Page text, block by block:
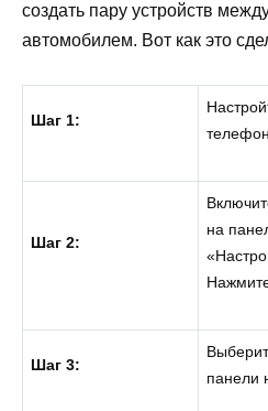
создать пару устройств
автомобилем. Вот как это
Шаг 1:
Шаг 2:
на
Шаг 3:
панели